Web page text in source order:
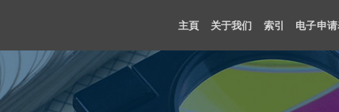
主頁 关于我们 索引 电子申